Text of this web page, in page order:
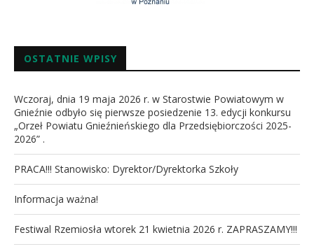
OSTATNIE WPISY
Wczoraj, dnia 19 maja 2026 r. w Starostwie Powiatowym w
Gnieźnie odbyło się pierwsze posiedzenie 13. edycji konkursu
„Orzeł Powiatu Gnieźnieńskiego dla Przedsiębiorczości 2025-
2026” .
PRACA!!! Stanowisko: Dyrektor/Dyrektorka Szkoły
Informacja ważna!
Festiwal Rzemiosła wtorek 21 kwietnia 2026 r. ZAPRASZAMY!!!